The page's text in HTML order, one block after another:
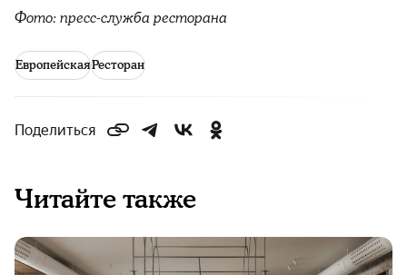
Фото: пресс-служба ресторана
ЕвропейскаяРесторан
Поделиться
Читайте также